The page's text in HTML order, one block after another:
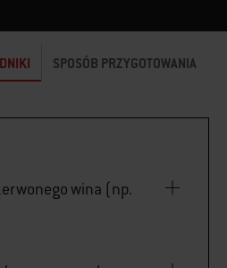
SPOSÓB PRZYGOTOWANIA
wina (np.